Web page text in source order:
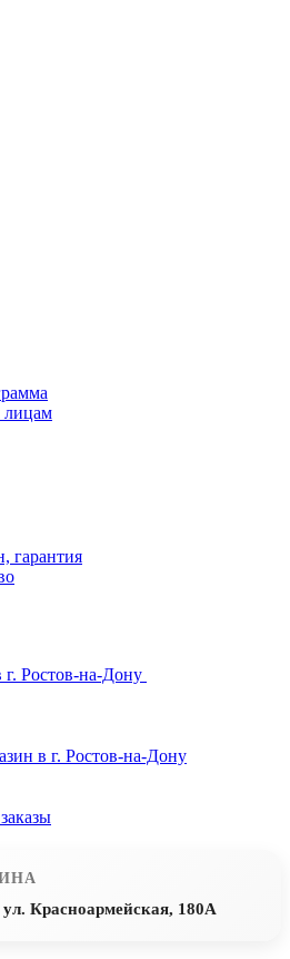
гарантия
г. Ростов-на-Дону
в г. Ростов-на-Дону
Красноармейская, 180А